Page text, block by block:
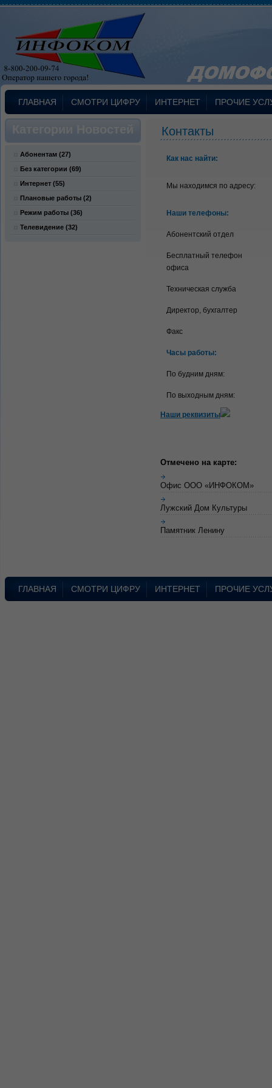
ГЛАВНАЯ СМОТРИ ЦИФРУ ИНТЕРНЕТ ПРОЧИЕ
Категории Новостей
Абонентам (27)
Без категории (69)
Интернет (55)
Плановые работы (2)
Режим работы (36)
Телевидение (32)
Контакты
Как нас найти:
Мы находимся по адресу:
Наши телефоны:
Абонентский отдел
Бесплатный телефон
офиса
Техническая служба
Директор, бухгалтер
Факс
Часы работы:
По будним дням:
По выходным дням:
Наши реквизиты
Отмечено на карте:
Офис ООО «ИНФОКОМ»
Лужский Дом Культуры
Памятник Ленину
ГЛАВНАЯ СМОТРИ ЦИФРУ ИНТЕРНЕТ ПРОЧИЕ